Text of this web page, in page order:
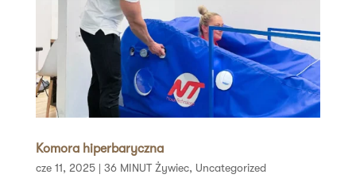
Komora hiperbaryczna
cze 11, 2025| 36 MINUT Żywiec, Uncategorized